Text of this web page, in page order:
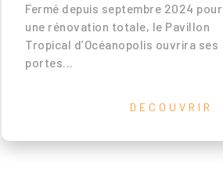
Fermé depuis septembre 2024 pour
une rénovation totale, le Pavillon
Tropical d’Océanopolis ouvrira ses
portes...
DECOUVRIR